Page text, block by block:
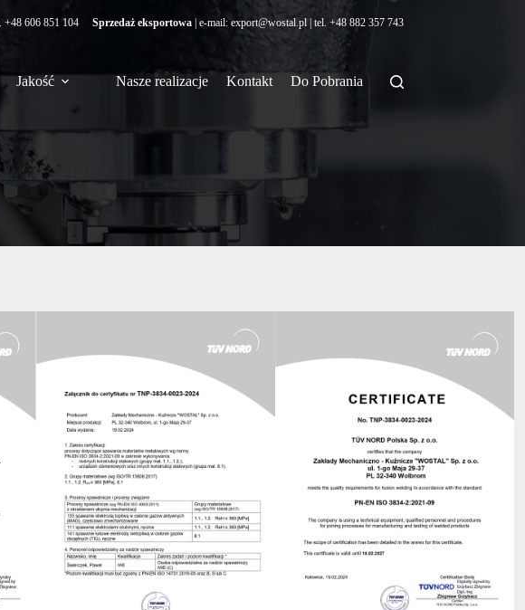
+48 606 851 104 Sprzedaż eksportowa| e-mail:export@wostal.pl| tel. +48 882 357 743
Jakość Nasze realizacje Kontakt Do Pobrania